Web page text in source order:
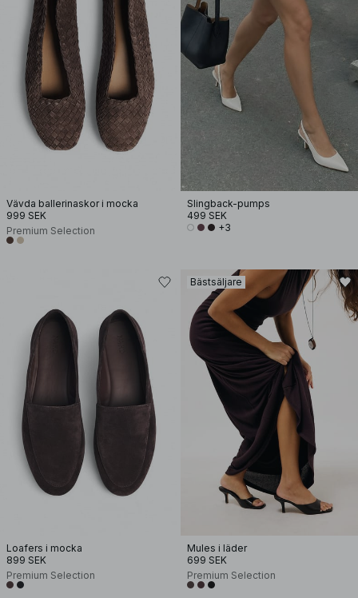
Vävda ballerinaskor i mocka
999 SEK
Premium Selection
Slingback-pumps
499 SEK
+3
Loafers i mocka
899 SEK
Premium Selection
Bästsäljare
Mules i läder
699 SEK
Premium Selection